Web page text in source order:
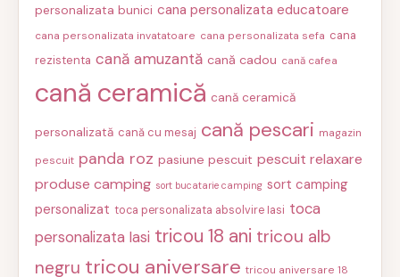
personalizata bunici cana personalizata educatoare
cana personalizata invatatoare cana personalizata sefa cana
rezistenta cană amuzantă cană cadou cană cafea
cană ceramică cană ceramică
personalizată cană cu mesaj cană pescari magazin
pescuit panda roz pasiune pescuit pescuit relaxare
produse camping sort bucatarie camping sort camping
personalizat toca personalizata absolvire Iasi toca
personalizata Iasi tricou 18 ani tricou alb
negru tricou aniversare tricou aniversare 18